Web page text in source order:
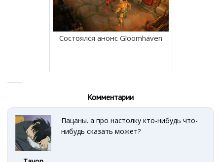
Состоялся анонс Gloomhaven
Комментарии
Пацаны. а про настолку кто-нибудь что-
нибудь сказать может?